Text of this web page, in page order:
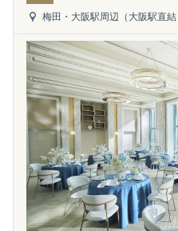
梅田・大阪駅周辺（大阪駅直結